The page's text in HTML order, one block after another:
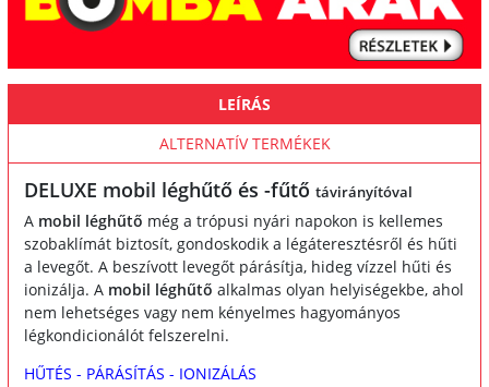
LEÍRÁS
ALTERNATÍV TERMÉKEK
DELUXE mobil léghűtő és -fűtő távirányítóval
A mobil léghűtő még a trópusi nyári napokon is kellemes
szobaklímát biztosít, gondoskodik a légáteresztésről és hűti
a levegőt. A beszívott levegőt párásítja, hideg vízzel hűti és
ionizálja. A mobil léghűtő alkalmas olyan helyiségekbe, ahol
nem lehetséges vagy nem kényelmes hagyományos
légkondicionálót felszerelni.
HŰTÉS - PÁRÁSÍTÁS - IONIZÁLÁS